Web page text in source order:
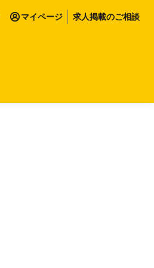
マイページ 求人掲載のご相談